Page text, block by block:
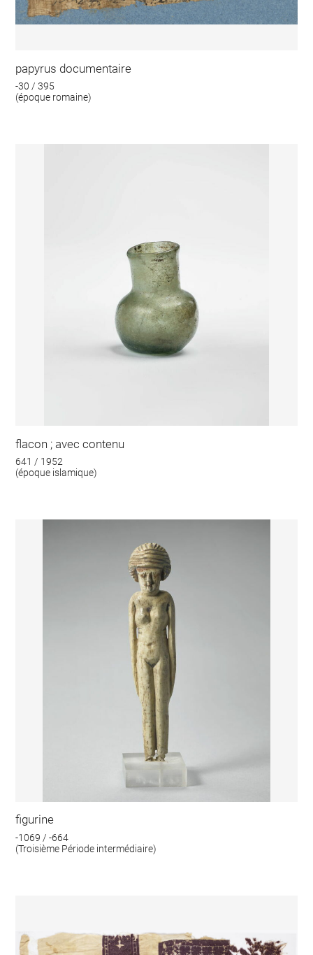
papyrus documentaire
-30 / 395
(époque romaine)
flacon ; avec contenu
641 / 1952
(époque islamique)
figurine
-1069 / -664
(Troisième Période intermédiaire)